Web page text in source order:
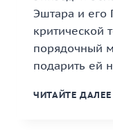
Эштара и его
критической
порядочный
подарить ей
ЧИТАЙТЕ ДАЛЕЕ